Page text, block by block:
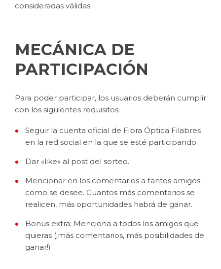
consideradas válidas.
MECÁNICA DE
PARTICIPACIÓN
Para poder participar, los usuarios deberán cumplir
con los siguientes requisitos:
Seguir la cuenta oficial de Fibra Óptica Filabres
en la red social en la que se esté participando.
Dar «like» al post del sorteo.
Mencionar en los comentarios a tantos amigos
como se desee. Cuantos más comentarios se
realicen, más oportunidades habrá de ganar.
Bonus extra: Menciona a todos los amigos que
quieras (¡más comentarios, más posibilidades de
ganar!)